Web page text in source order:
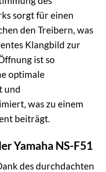
sorgt für einen
den Treibern, was
Klangbild zur
ist so
optimale
und
was zu einem
beiträgt.
Yamaha NS-F51
des durchdachten